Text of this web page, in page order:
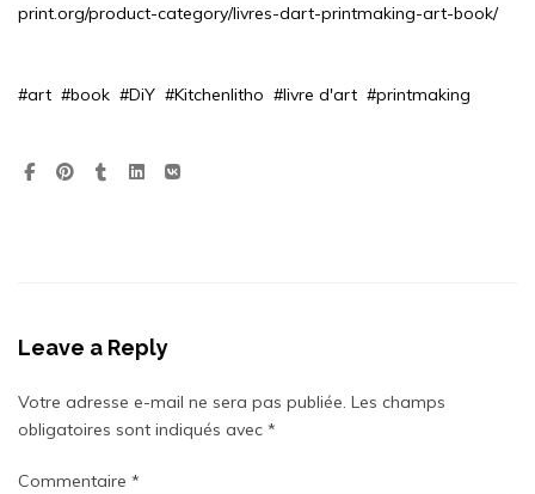
print.org/product-category/livres-dart-printmaking-art-book/
#art #book #DiY #Kitchenlitho #livre d'art #printmaking
Leave a Reply
Votre adresse e-mail ne sera pas publiée. Les champs
obligatoires sont indiqués avec *
Commentaire *